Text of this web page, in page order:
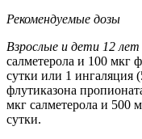
Рекомендуемые дозы
Взрослые и дети 12
салметерола и 100 мкг
сутки или 1 ингаляция
флутиказона
мкг салметерола и 500
сутки.